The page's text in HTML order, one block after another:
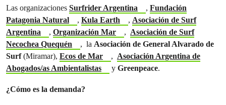
Las organizaciones Surfrider Argentina , Fundación
Patagonia Natural
, Kula Earth , Asociación de Surf
Argentina
, Organización Mar , Asociación de Surf
Necochea Quequén
, la Asociación de General Alvarado de
Surf(Miramar), Ecos de Mar , Asociación Argentina de
Abogados/as Ambientalistas
y Greenpeace.
¿Cómo es la demanda?